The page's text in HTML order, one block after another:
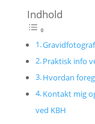
Indhold
Praktisk info
Hvordan
Kontakt mig
ved KBH